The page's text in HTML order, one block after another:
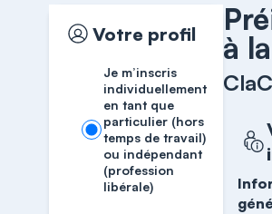
Votre profil
Je m’inscris
individuellement
en tant que
particulier (hors
temps de travail)
ou indépendant
(profession
libérale)
à